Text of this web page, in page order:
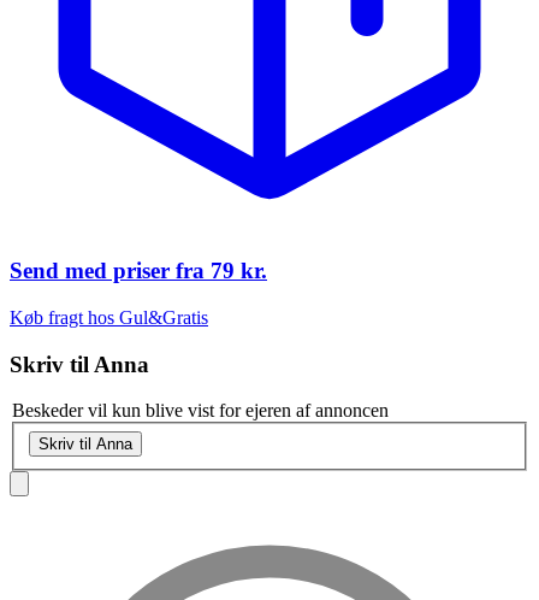
Send med priser fra 79 kr.
Køb fragt hos Gul&Gratis
Skriv til Anna
Beskeder vil kun blive vist for ejeren af annoncen
Skriv til Anna